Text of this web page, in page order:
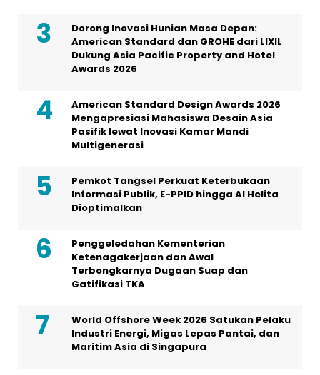
Dorong Inovasi Hunian Masa Depan:
American Standard dan GROHE dari LIXIL
Dukung Asia Pacific Property and Hotel
Awards 2026
American Standard Design Awards 2026
Mengapresiasi Mahasiswa Desain Asia
Pasifik lewat Inovasi Kamar Mandi
Multigenerasi
Pemkot Tangsel Perkuat Keterbukaan
Informasi Publik, E-PPID hingga AI Helita
Dioptimalkan
Penggeledahan Kementerian
Ketenagakerjaan dan Awal
Terbongkarnya Dugaan Suap dan
Gatifikasi TKA
World Offshore Week 2026 Satukan Pelaku
Industri Energi, Migas Lepas Pantai, dan
Maritim Asia di Singapura